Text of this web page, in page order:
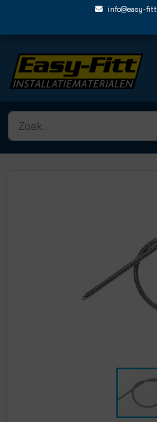
info@easy-
HOME › BUISACCESSOIRES EN